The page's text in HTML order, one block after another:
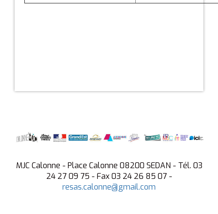
MJC Calonne - Place Calonne 08200 SEDAN - Tél. 03
24 27 09 75 - Fax 03 24 26 85 07 -
resas.calonne@gmail.com